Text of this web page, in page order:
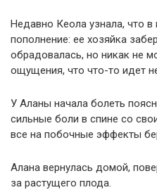
Недавно Кеола узнала, что
пополнение: ее хозяйка
обрадовалась, но никак не
ощущения, что что-то идет
У Аланы начала болеть
сильные боли в спине со
все на побочные эффекты
Алана вернулась домой,
за растущего плода.